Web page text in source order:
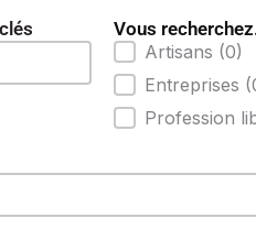
Vous
ParArtisans (0)
Entreprises
Profession